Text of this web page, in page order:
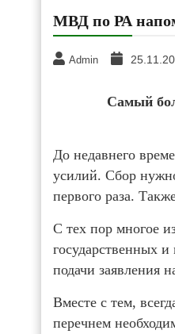
МВД по РА
Admin
Самый
До недавнего
усилий. Сбор
первого раза.
С тех пор многое
государственных
подачи заявления
Вместе с тем,
перечнем